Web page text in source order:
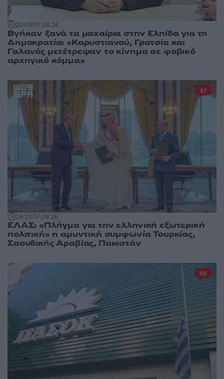
20:0907.08.26
Βγήκαν ξανά τα μαχαίρια στην Ελπίδα για τη
Δημοκρατία: «Καρυστιανού, Γρατσία και
Γαλανός μετέτρεψαν το κίνημα σε φοβικό
αρχηγικό κόμμα»
19:1007.08.26
ΕΛΑΣ: «Πλήγμα για την ελληνική εξωτερική
πολιτική» η αμυντική συμφωνία Τουρκίας,
Σαουδικής Αραβίας, Πακιστάν
17
16